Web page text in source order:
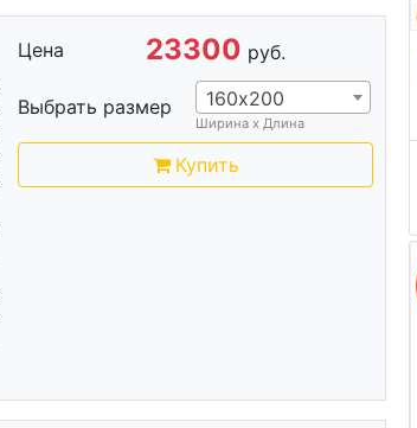
Цена 23300 руб.
Выбрать размер 160х200
Ширина х Длина
Купить